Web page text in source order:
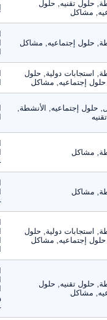
حلول تقنيه, حلول
مشاكل
حلول إجتماعيه, مشاكل
استجابات دولية, حلول
إجتماعيه, مشاكل
إجتماعيه, الأنشطة,
مشاكل
مشاكل
استجابات دولية, حلول
إجتماعيه, مشاكل
حلول تقنيه, حلول
مشاكل